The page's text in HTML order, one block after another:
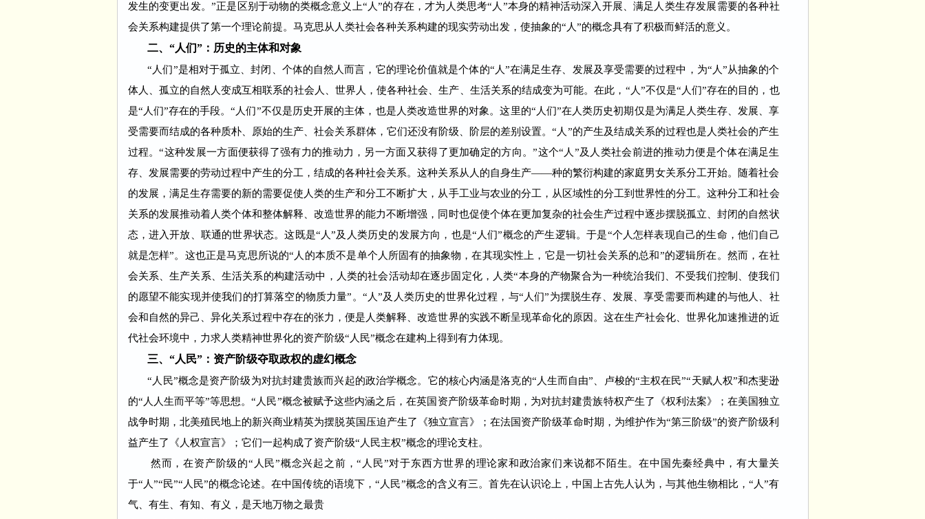
发生的变更出发。”正是区别于动物的类概念意义上“人”的存在，才为人类思考“人”本身的精神活动深入开展、满足人类生存发展需要的各种社
会关系构建提供了第一个理论前提。马克思从人类社会各种关系构建的现实劳动出发，使抽象的“人”的概念具有了积极而鲜活的意义。
二、“人们”：历史的主体和对象
“人们”是相对于孤立、封闭、个体的自然人而言，它的理论价值就是个体的“人”在满足生存、发展及享受需要的过程中，为“人”从抽象的个
体人、孤立的自然人变成互相联系的社会人、世界人，使各种社会、生产、生活关系的结成变为可能。在此，“人”不仅是“人们”存在的目的，也
是“人们”存在的手段。“人们”不仅是历史开展的主体，也是人类改造世界的对象。这里的“人们”在人类历史初期仅是为满足人类生存、发展、享
受需要而结成的各种质朴、原始的生产、社会关系群体，它们还没有阶级、阶层的差别设置。“人”的产生及结成关系的过程也是人类社会的产生
过程。“这种发展一方面便获得了强有力的推动力，另一方面又获得了更加确定的方向。”这个“人”及人类社会前进的推动力便是个体在满足生
存、发展需要的劳动过程中产生的分工，结成的各种社会关系。这种关系从人的自身生产——种的繁衍构建的家庭男女关系分工开始。随着社会
的发展，满足生存需要的新的需要促使人类的生产和分工不断扩大，从手工业与农业的分工，从区域性的分工到世界性的分工。这种分工和社会
关系的发展推动着人类个体和整体解释、改造世界的能力不断增强，同时也促使个体在更加复杂的社会生产过程中逐步摆脱孤立、封闭的自然状
态，进入开放、联通的世界状态。这既是“人”及人类历史的发展方向，也是“人们”概念的产生逻辑。于是“个人怎样表现自己的生命，他们自己
就是怎样”。这也正是马克思所说的“人的本质不是单个人所固有的抽象物，在其现实性上，它是一切社会关系的总和”的逻辑所在。然而，在社
会关系、生产关系、生活关系的构建活动中，人类的社会活动却在逐步固定化，人类“本身的产物聚合为一种统治我们、不受我们控制、使我们
的愿望不能实现并使我们的打算落空的物质力量”。“人”及人类历史的世界化过程，与“人们”为摆脱生存、发展、享受需要而构建的与他人、社
会和自然的异己、异化关系过程中存在的张力，便是人类解释、改造世界的实践不断呈现革命化的原因。这在生产社会化、世界化加速推进的近
代社会环境中，力求人类精神世界化的资产阶级“人民”概念在建构上得到有力体现。
三、“人民”：资产阶级夺取政权的虚幻概念
“人民”概念是资产阶级为对抗封建贵族而兴起的政治学概念。它的核心内涵是洛克的“人生而自由”、卢梭的“主权在民”“天赋人权”和杰斐逊
的“人人生而平等”等思想。“人民”概念被赋予这些内涵之后，在英国资产阶级革命时期，为对抗封建贵族特权产生了《权利法案》；在美国独立
战争时期，北美殖民地上的新兴商业精英为摆脱英国压迫产生了《独立宣言》；在法国资产阶级革命时期，为维护作为“第三阶级”的资产阶级利
益产生了《人权宣言》；它们一起构成了资产阶级“人民主权”概念的理论支柱。
然而，在资产阶级的“人民”概念兴起之前，“人民”对于东西方世界的理论家和政治家们来说都不陌生。在中国先秦经典中，有大量关
于“人”“民”“人民”的概念论述。在中国传统的语境下，“人民”概念的含义有三。首先在认识论上，中国上古先人认为，与其他生物相比，“人”有
气、有生、有知、有义，是天地万物之最贵